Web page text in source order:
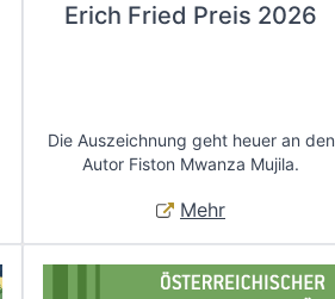
Erich Fried Preis 2026
Die Auszeichnung geht heuer an den
Autor Fiston Mwanza Mujila.
Mehr